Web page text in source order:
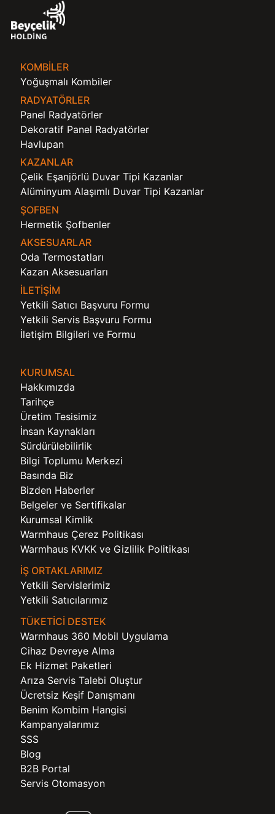
KOMBILER
Yoğuşmalı Kombiler
RADYATÖRLER
Panel Radyatörler
Dekoratif Panel Radyatörler
Havlupan
KAZANLAR
Çelik Eşanjörlü Duvar Tipi Kazanlar
Alüminyum Alaşımlı Duvar Tipi Kazanlar
ŞOFBEN
Hermetik Şofbenler
AKSESUARLAR
Oda Termostatları
Kazan Aksesuarları
İLETİŞİM
Yetkili Satıcı Başvuru Formu
Yetkili Servis Başvuru Formu
İletişim Bilgileri ve Formu
KURUMSAL
Hakkımızda
Tarihçe
Üretim Tesisimiz
İnsan Kaynakları
Sürdürülebilirlik
Bilgi Toplumu Merkezi
Basında Biz
Bizden Haberler
Belgeler ve Sertifikalar
Kurumsal Kimlik
Warmhaus Çerez Politikası
Warmhaus KVKK ve Gizlilik Politikası
İŞ ORTAKLARIMIZ
Yetkili Servislerimiz
Yetkili Satıcılarımız
TÜKETİCİ DESTEK
Warmhaus 360 Mobil Uygulama
Cihaz Devreye Alma
Ek Hizmet Paketleri
Arıza Servis Talebi Oluştur
Ücretsiz Keşif Danışmanı
Benim Kombim Hangisi
Kampanyalarımız
SSS
Blog
B2B Portal
Servis Otomasyon